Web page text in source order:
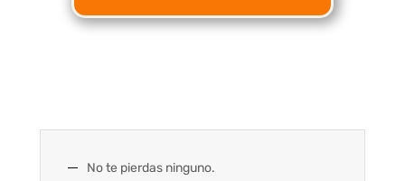
No te pierdas ninguno.